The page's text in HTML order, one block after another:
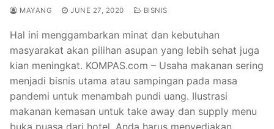
MAYANG JUNE 27, 2020 BISNIS
Hal ini menggambarkan minat dan kebutuhan
masyarakat akan pilihan asupan yang lebih sehat juga
kian meningkat. KOMPAS.com – Usaha makanan sering
menjadi bisnis utama atau sampingan pada masa
pandemi untuk menambah pundi uang. Ilustrasi
makanan kemasan untuk take away dan supply menu
buka puasa dari hotel. Anda harus menyediakan